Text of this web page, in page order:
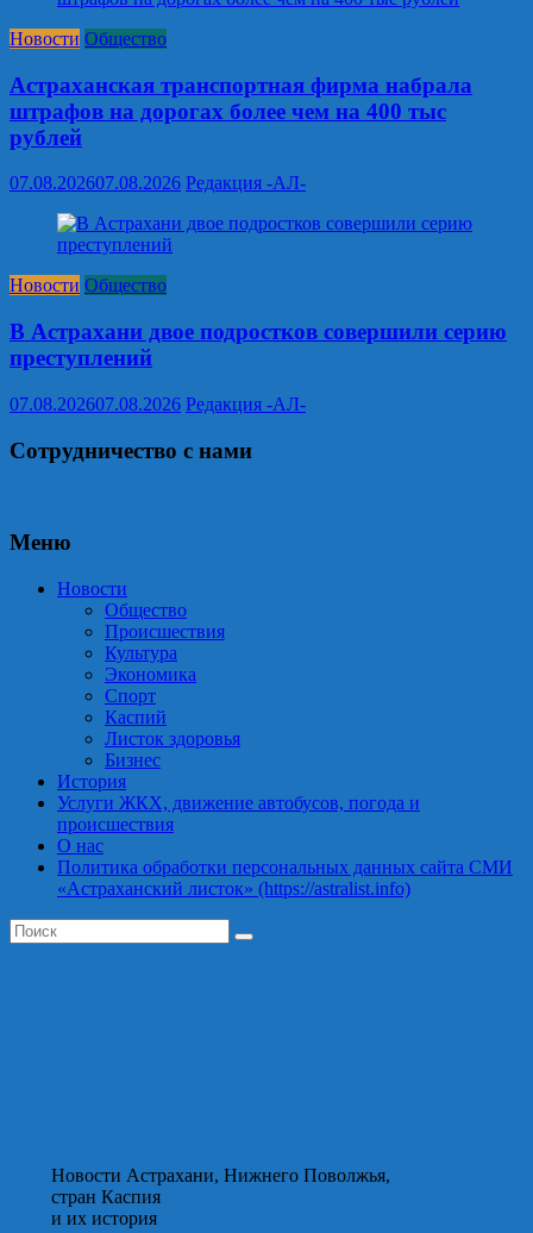
Новости Общество
Астраханская транспортная фирма набрала
штрафов на дорогах более чем на 400 тыс
рублей
07.08.202607.08.2026 Редакция -АЛ-
Новости Общество
В Астрахани двое подростков совершили серию
преступлений
07.08.202607.08.2026 Редакция -АЛ-
Сотрудничество с нами
Меню
Новости
Общество
Происшествия
Культура
Экономика
Спорт
Каспий
Листок здоровья
Бизнес
История
Услуги ЖКХ, движение автобусов, погода и
происшествия
О нас
Политика обработки персональных данных сайта СМИ
«Астраханский листок» (https://astralist.info)
Новости Астрахани, Нижнего Поволжья,
стран Каспия
и их история